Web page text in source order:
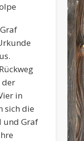
der
in
sich die
und Graf